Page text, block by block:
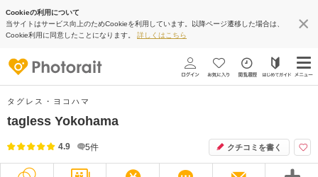
Cookieの利用について
当サイトはサービス向上のためCookieを利用しています。以降ページ遷移した場合は、
Cookie利用に同意したことになります。 詳しくはこちら
タグレス・ヨコハマ
tagless Yokohama
4.9 5件 クチコミを書く